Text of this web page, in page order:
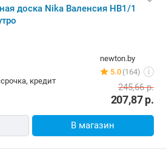
доска Nika Валенсия НВ1/1
newton.by
5.0 (164) i
кредит
207,87р.
245,66р.
В магазин